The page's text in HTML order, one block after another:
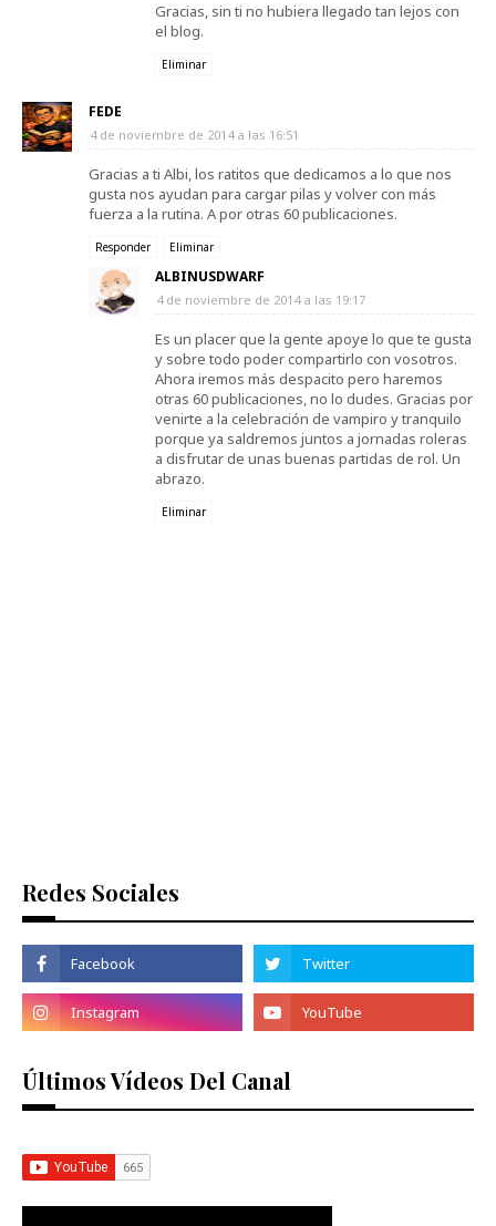
Gracias, sin ti no hubiera llegado tan lejos con
el blog.
Eliminar
FEDE
4 de noviembre de 2014 a las 16:51
Gracias a ti Albi, los ratitos que dedicamos a lo que nos
gusta nos ayudan para cargar pilas y volver con más
fuerza a la rutina. A por otras 60 publicaciones.
Responder Eliminar
ALBINUSDWARF
4 de noviembre de 2014 a las 19:17
Es un placer que la gente apoye lo que te gusta
y sobre todo poder compartirlo con vosotros.
Ahora iremos más despacito pero haremos
otras 60 publicaciones, no lo dudes. Gracias por
venirte a la celebración de vampiro y tranquilo
porque ya saldremos juntos a jornadas roleras
a disfrutar de unas buenas partidas de rol. Un
abrazo.
Eliminar
Redes Sociales
Últimos Vídeos Del Canal